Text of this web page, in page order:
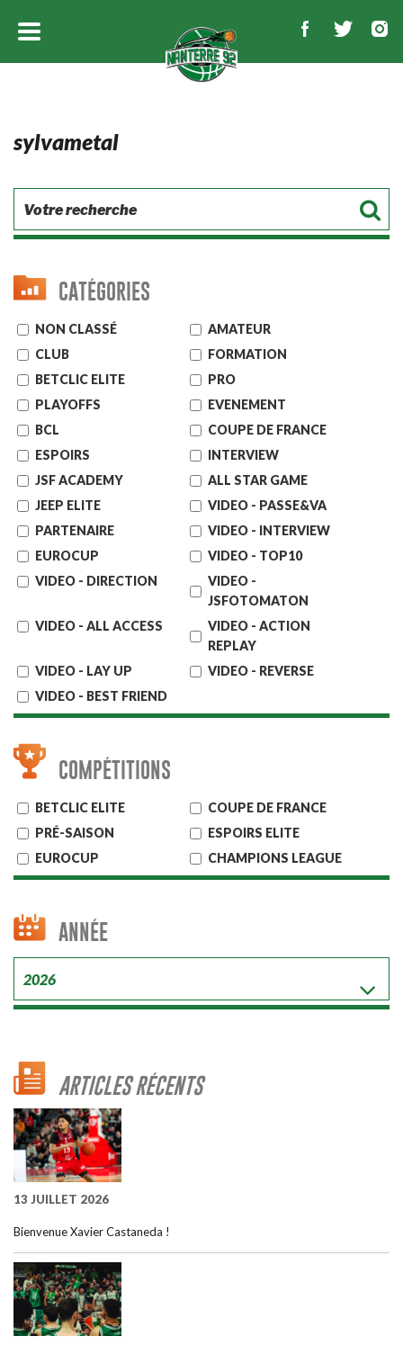
sylvametal
CATÉGORIES
NON CLASSÉ
AMATEUR
CLUB
FORMATION
BETCLIC ELITE
PRO
PLAYOFFS
EVENEMENT
BCL
COUPE DE FRANCE
ESPOIRS
INTERVIEW
JSF ACADEMY
ALL STAR GAME
JEEP ELITE
VIDEO - PASSE&VA
PARTENAIRE
VIDEO - INTERVIEW
EUROCUP
VIDEO - TOP10
VIDEO - DIRECTION
VIDEO -
JSFOTOMATON
VIDEO - ALL ACCESS
VIDEO - ACTION
REPLAY
VIDEO - LAY UP
VIDEO - REVERSE
VIDEO - BEST FRIEND
COMPÉTITIONS
BETCLIC ELITE
COUPE DE FRANCE
PRÉ-SAISON
ESPOIRS ELITE
EUROCUP
CHAMPIONS LEAGUE
ANNÉE
ARTICLES RÉCENTS
13 JUILLET 2026
Bienvenue Xavier Castaneda !